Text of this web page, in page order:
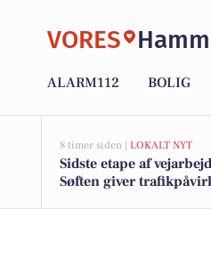
VORES
ALARM112 BOLIG
8 timer siden | LOKALT NYT
Sidste etape af
Søften giver